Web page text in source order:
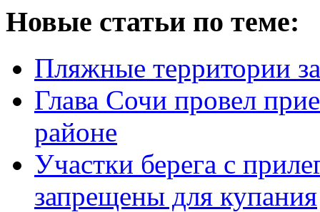
Новые статьи по теме:
Пляжные территории
Глава Сочи провел
районе
Участки берега с
запрещены для купания